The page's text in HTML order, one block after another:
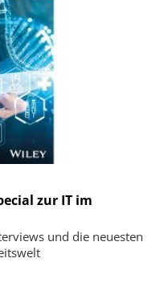
zur IT im
und die neuesten